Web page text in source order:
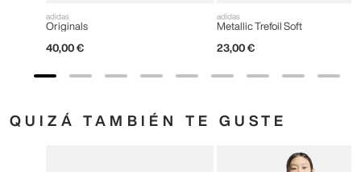
adidas
Originals
40,00 €
adidas
Metallic Trefoil Soft
23,00 €
QUIZÁ TAMBIÉN TE GUSTE